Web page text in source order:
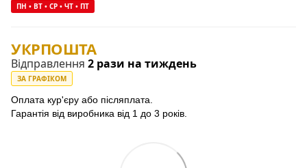
ПН • ВТ • СР • ЧТ • ПТ
УКРПОШТА
Відправлення 2 рази на тиждень
ЗА ГРАФІКОМ
Оплата кур'єру або післяплата.
Гарантія від виробника від 1 до 3 років.